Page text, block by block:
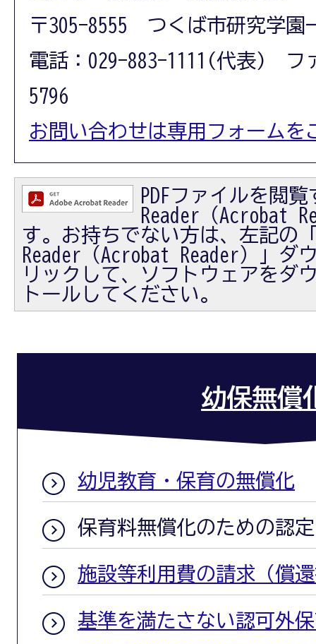
〒305-8555 つくば市研究学園
電話：029-883-1111(代表) フ
5796
お問い合わせは専用フォームを
PDFファイルを閲
Reader（Acrobat
す。お持ちでない方は、左記の
Reader（Acrobat Reader）」ダ
リックして、ソフトウェアをダ
トールしてください。
幼保無償
幼児教育・保育の無償化
保育料無償化のための認
施設等利用費の請求（償
基準を満たさない認可外